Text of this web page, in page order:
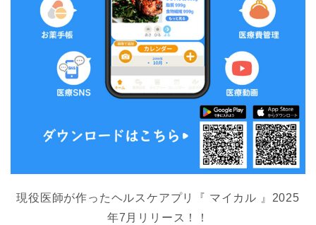
現役医師が作ったヘルスケアプリ『 マイカル 』2025
年7月リリース！！